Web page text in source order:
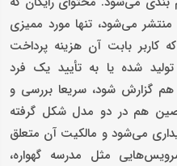
می‌شود، تنها مورد ممیزی
کاربر بابت آن هزینه پرداخت
شده یا به تأیید یک فرد
گزارش شود، سریعا بررسی و
هم در دو مدل شکل گرفته
می‌شود و مالکیت آن متعلق
مثل مدرسه گهواره،